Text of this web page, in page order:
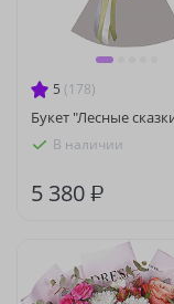
5 (178)
Букет "Лесные
В наличии
5 380 ₽